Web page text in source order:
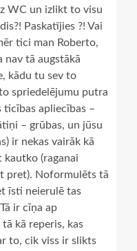
WC un izlikt to visu
Paskatījies ?! Vai
tici man Roberto,
nav tā augstākā
kādu tu sev to
spriedelējumu putra
ticības apliecības –
– grūbas, un jūsu
ir nekas vairāk kā
kautko (raganai
pret). Noformulēts tā
īsti neierulē tas
ir cīņa ap
kā reperis, kas
to, cik viss ir slikts